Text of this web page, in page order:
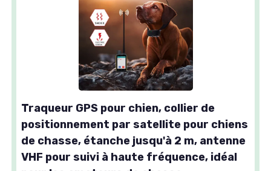
Traqueur GPS pour chien, collier de
positionnement par satellite pour chiens
de chasse, étanche jusqu'à 2 m, antenne
VHF pour suivi à haute fréquence, idéal